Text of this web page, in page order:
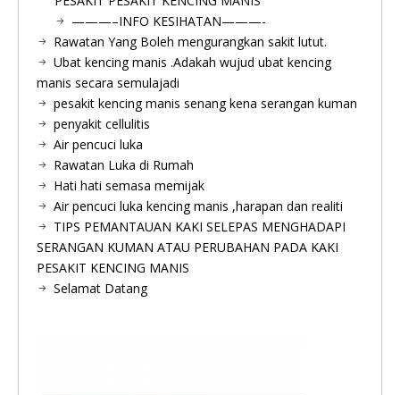
———–INFO KESIHATAN———-
Rawatan Yang Boleh mengurangkan sakit lutut.
Ubat kencing manis .Adakah wujud ubat kencing
manis secara semulajadi
pesakit kencing manis senang kena serangan kuman
penyakit cellulitis
Air pencuci luka
Rawatan Luka di Rumah
Hati hati semasa memijak
Air pencuci luka kencing manis ,harapan dan realiti
TIPS PEMANTAUAN KAKI SELEPAS MENGHADAPI
SERANGAN KUMAN ATAU PERUBAHAN PADA KAKI
PESAKIT KENCING MANIS
Selamat Datang